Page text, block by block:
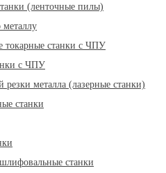
(ленточные пилы)
металлу
токарные станки с ЧПУ
с ЧПУ
резки металла (лазерные станки)
станки
станки